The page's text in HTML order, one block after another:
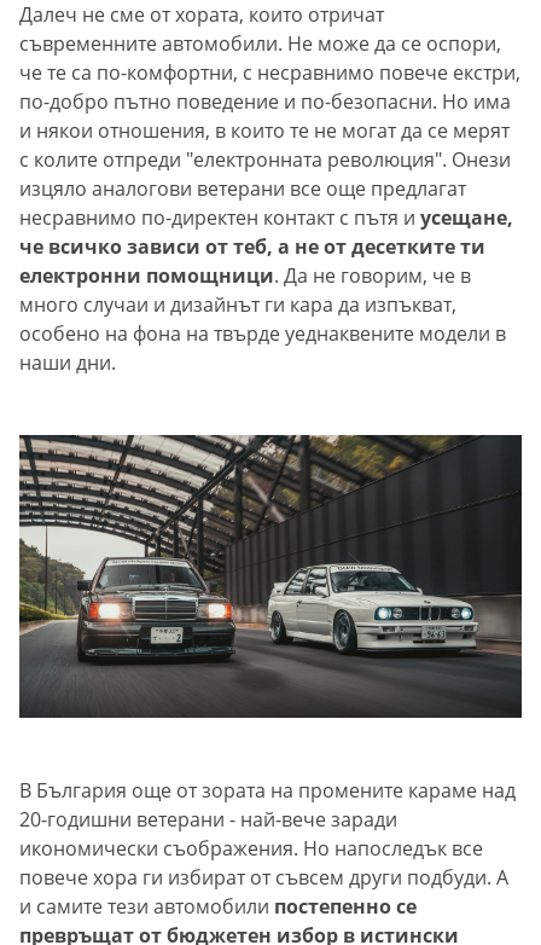
Далеч не сме от хората, които отричат
съвременните автомобили. Не може да се оспори,
че те са по-комфортни, с несравнимо повече екстри,
по-добро пътно поведение и по-безопасни. Но има
и някои отношения, в които те не могат да се мерят
с колите отпреди "електронната революция". Онези
изцяло аналогови ветерани все още предлагат
несравнимо по-директен контакт с пътя и усещане,
че всичко зависи от теб, а не от десетките ти
електронни помощници. Да не говорим, че в
много случаи и дизайнът ги кара да изпъкват,
особено на фона на твърде уеднаквените модели в
наши дни.
В България още от зората на промените караме над
20-годишни ветерани - най-вече заради
икономически съображения. Но напоследък все
повече хора ги избират от съвсем други подбуди. А
и самите тези автомобили постепенно се
превръщат от бюджетен избор в истински